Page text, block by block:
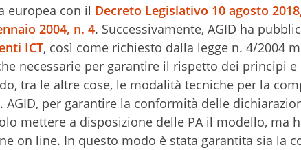
europea con il Decreto Legislativo 10 agosto
2004, n. 4. Successivamente, AGID ha
ICT, così come richiesto dalla legge n. 4/2004
necessarie per garantire il rispetto dei principi
tra le altre cose, le modalità tecniche per la
AGID, per garantire la conformità delle
mettere a disposizione delle PA il modello, ma
on line. In questo modo è stata garantita sia la